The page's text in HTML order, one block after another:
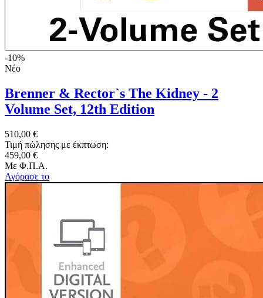
-10%
Νέο
Brenner & Rector`s The Kidney - 2
Volume Set, 12th Edition
510,00 €
Τιμή πώλησης με έκπτωση:
459,00 €
Με Φ.Π.Α.
Αγόρασε το